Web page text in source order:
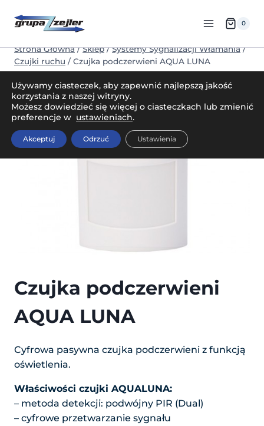
0
Strona Główna / Sklep / Systemy Sygnalizacji Włamania /
Czujki ruchu / Czujka podczerwieni AQUA LUNA
Czujka podczerwieni
AQUA LUNA
Cyfrowa pasywna czujka podczerwieni z funkcją
oświetlenia.
Właściwości czujki AQUALUNA:
– metoda detekcji: podwójny PIR (Dual)
– cyfrowe przetwarzanie sygnału
Używamy ciasteczek, aby zapewnić najlepszą jakość
korzystania z naszej witryny.
Możesz dowiedzieć się więcej o ciasteczkach lub zmienić
preferencje w ustawieniach.
Akceptuj Odrzuć Ustawienia